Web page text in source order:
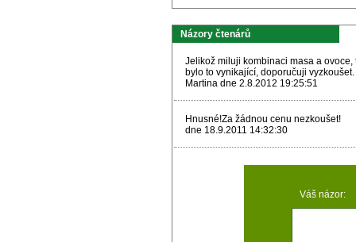
Názory čtenárů
Jelikož miluji kombinaci masa a
bylo to vynikající, doporučuji vyzkoušet.
Martina dne 2.8.2012 19:25:51
Hnusné!Za žádnou cenu nezkoušet!
dne 18.9.2011 14:32:30
Váš názor: